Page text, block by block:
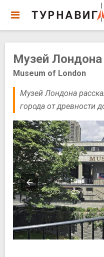
Музей Лондона
Museum of London
Музей Лондона
города от древности